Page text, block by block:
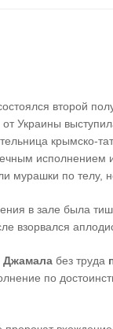
второй
от Украины
крымско-
исполнением
мурашки по телу,
в зале была
взорвался
Джамала без труда
по